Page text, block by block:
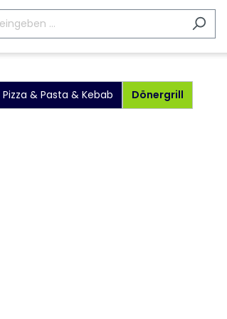
Pizza & Pasta & Kebab Dönergrill